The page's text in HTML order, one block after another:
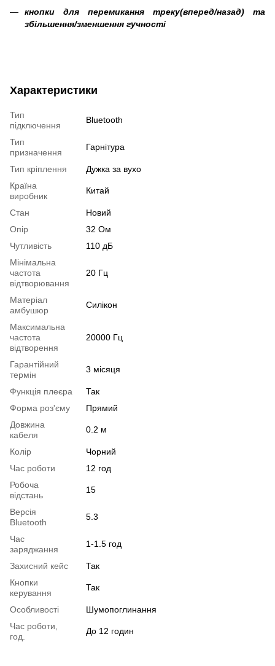
кнопки для перемикання треку(вперед/назад) та
збільшення/зменшення гучності
Характеристики
Тип
підключення
Bluetooth
Тип
призначення
Гарнітура
Тип кріплення
Дужка за вухо
Країна
виробник
Китай
Стан
Новий
Опір
32 Ом
Чутливість
110 дБ
Мінімальна
частота
відтворювання
20 Гц
Матеріал
амбушюр
Силікон
Максимальна
частота
відтворення
20000 Гц
Гарантійний
термін
3 місяця
Функція плеєра
Так
Форма роз'єму
Прямий
Довжина
кабеля
0.2 м
Колір
Чорний
Час роботи
12 год
Робоча
відстань
15
Версія
Bluetooth
5.3
Час
заряджання
1-1.5 год
Захисний кейс
Так
Кнопки
керування
Так
Особливості
Шумопоглинання
Час роботи,
год.
До 12 годин